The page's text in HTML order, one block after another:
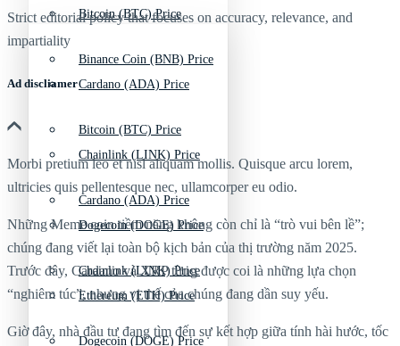
Bitcoin (BTC) Price
Cardano (ADA) Price
Chainlink (LINK) Price
Dogecoin (DOGE) Price
Ethereum (ETH) Price
Binance Coin (BNB) Price
Bitcoin (BTC) Price
Cardano (ADA) Price
Chainlink (LINK) Price
Dogecoin (DOGE) Price
Strict editorial policy that focuses on accuracy, relevance, and
impartiality
Ad discliamer
Morbi pretium leo et nisl aliquam mollis. Quisque arcu lorem,
ultricies quis pellentesque nec, ullamcorper eu odio.
Những Meme coin tiềm năng không còn chỉ là “trò vui bên lề”;
chúng đang viết lại toàn bộ kịch bản của thị trường năm 2025.
Trước đây, Cardano và XRP từng được coi là những lựa chọn
“nghiêm túc”, nhưng vị thế của chúng đang dần suy yếu.
Giờ đây, nhà đầu tư đang tìm đến sự kết hợp giữa tính hài hước, tốc